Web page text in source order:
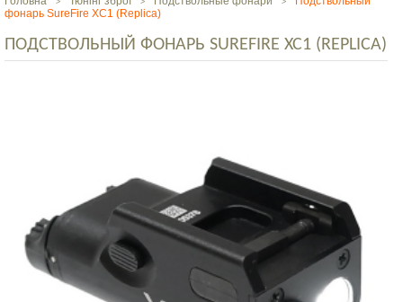
> > >
фонарь SureFire XC1 (Replica)
ПОДСТВОЛЬНЫЙ ФОНАРЬ SUREFIRE XC1 (REPLICA)